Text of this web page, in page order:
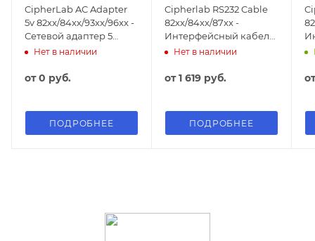
CipherLab AC Adapter
5v 82xx/84xx/93xx/96xx -
Сетевой адаптер 5
Вольт для ТСД серий
Нет в наличии
от0 руб.
ПОДРОБНЕЕ
Cipherlab RS232 Cable
82xx/84xx/87xx -
Интерфейсный кабель
RS232 с функцией
82xx/84xx/87xx
Нет в наличии
от1 619 руб.
ПОДРОБНЕЕ